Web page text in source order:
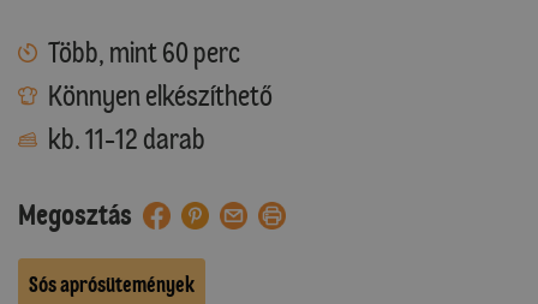
Több, mint 60 perc
Könnyen elkészíthető
kb. 11-12 darab
Megosztás
Sós aprósütemények